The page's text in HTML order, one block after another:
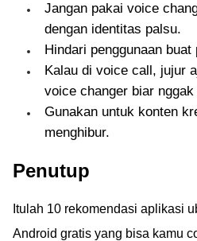
Jangan pakai voice
dengan identitas palsu.
Hindari penggunaan
Kalau di voice call, jujur
voice changer biar
Gunakan untuk konten
menghibur.
Penutup
Itulah 10 rekomendasi aplikasi
Android gratis yang bisa kamu